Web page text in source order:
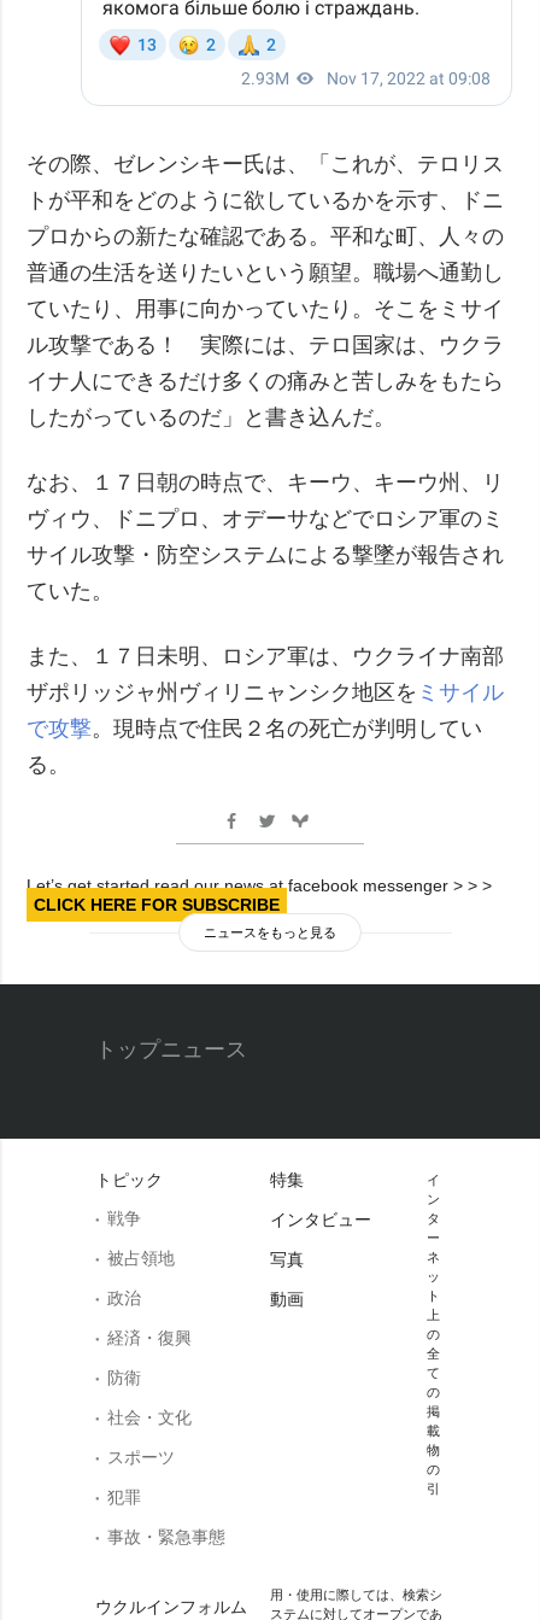
その際、ゼレンシキー氏は、「これが、テロリス
トが平和をどのように欲しているかを示す、ドニ
プロからの新たな確認である。平和な町、人々の
普通の生活を送りたいという願望。職場へ通勤し
ていたり、用事に向かっていたり。そこをミサイ
ル攻撃である！ 実際には、テロ国家は、ウクラ
イナ人にできるだけ多くの痛みと苦しみをもたら
したがっているのだ」と書き込んだ。
なお、１７日朝の時点で、キーウ、キーウ州、リ
ヴィウ、ドニプロ、オデーサなどでロシア軍のミ
サイル攻撃・防空システムによる撃墜が報告され
ていた。
また、１７日未明、ロシア軍は、ウクライナ南部
ザポリッジャ州ヴィリニャンシク地区を ミサイル
で攻撃。現時点で住民２名の死亡が判明してい
る。
Let’s get started read our news at facebook messenger > > >
CLICK HERE FOR SUBSCRIBE
ニュースをもっと見る
トップニュース
トピック
戦争
被占領地
政治
経済・復興
防衛
社会・文化
スポーツ
犯罪
事故・緊急事態
ウクルインフォルム
特集
インタビュー
写真
動画
イ
ン
タ
ー
ネ
ッ
ト
上
の
全
て
の
掲
載
物
の
引
用・使用に際しては、検索シ
ステムに対してオープンであ